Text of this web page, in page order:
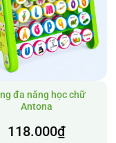
đa năng học chữ
Antona
118.000₫